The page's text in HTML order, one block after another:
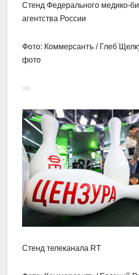
Стенд Федерального медико-
агентства России
Фото: Коммерсантъ / Глеб
фото
Стенд телеканала RT